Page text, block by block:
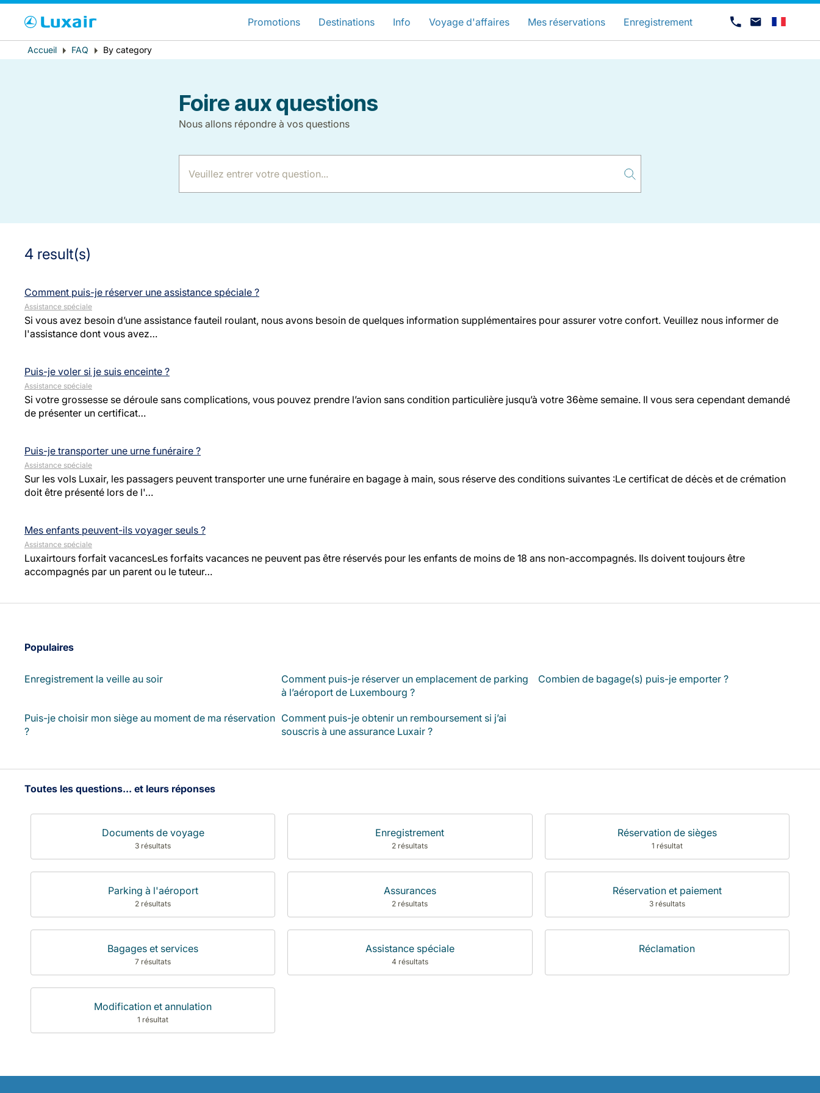
LuxairGroup Sites
Choisissez votre pays et langue préférés
Pays de résidence
Promotions Destinations Info Voyage d'affaires Mes réservations Enregistrement
Message
Fil
Accueil FAQ By category
Foire aux questions
Nous allons répondre à vos questions
4 result(s)
Comment puis-je réserver une assistance spéciale ?
Assistance spéciale
Si vous avez besoin d’une assistance fauteil roulant, nous avons besoin de quelques information supplémentaires pour assurer votre confort. Veuillez nous informer de
l'assistance dont vous avez…
Puis-je voler si je suis enceinte ?
Assistance spéciale
Si votre grossesse se déroule sans complications, vous pouvez prendre l’avion sans condition particulière jusqu’à votre 36ème semaine. Il vous sera cependant demandé
de présenter un certificat…
Puis-je transporter une urne funéraire ?
Assistance spéciale
Sur les vols Luxair, les passagers peuvent transporter une urne funéraire en bagage à main, sous réserve des conditions suivantes :Le certificat de décès et de crémation
doit être présenté lors de l'…
Mes enfants peuvent-ils voyager seuls ?
Assistance spéciale
Luxairtours forfait vacancesLes forfaits vacances ne peuvent pas être réservés pour les enfants de moins de 18 ans non-accompagnés. Ils doivent toujours être
accompagnés par un parent ou le tuteur…
Populaires
Enregistrement la veille au soir
Comment puis-je réserver un emplacement de parking
à l’aéroport de Luxembourg ?
Combien de bagage(s) puis-je emporter ?
Puis-je choisir mon siège au moment de ma réservation
?
Comment puis-je obtenir un remboursement si j’ai
souscris à une assurance Luxair ?
Toutes les questions... et leurs réponses
Documents de voyage
3 résultats
Enregistrement
2 résultats
Réservation de sièges
1 résultat
Parking à l'aéroport
2 résultats
Assurances
2 résultats
Réservation et paiement
3 résultats
Bagages et services
7 résultats
Assistance spéciale
4 résultats
Réclamation
Modification et annulation
1 résultat